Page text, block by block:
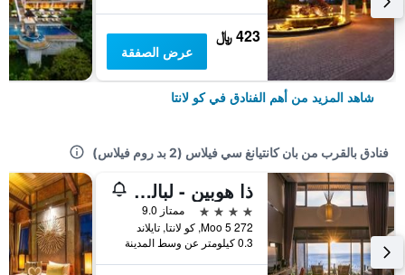
423 ﷼
عرض الصفقة
شاهد المزيد من أهم الفنادق في كو لانتا
فنادق بالقرب من بان كانتيانغ سي فيلاس (2 بد روم فيلاس)
ذا هوبين - لبالغي فقط
4 نجوم
ممتاز 9.0
272 Moo 5, كو لانتا, تايلاند
0.3 كيلومتر عن وسط المدينة